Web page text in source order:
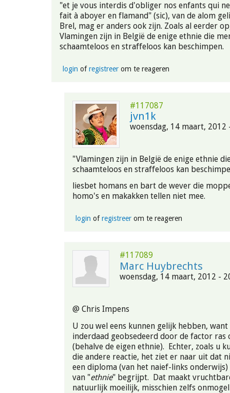
"et je vous interdis d'obliger nos enfants qui
fait à aboyer en flamand" (sic), van de alom
Brel, mag er anders ook zijn. Zoals al eerder
Vlamingen zijn in België de enige ethnie die
schaamteloos en straffeloos kan beschimpen.
login ofregistreerom te reageren
#117087
jvn1k
woensdag, 14 maart, 2012
"Vlamingen zijn in België de enige ethnie
schaamteloos en straffeloos kan
liesbet homans en bart de wever die
homo's en makakken tellen niet mee.
login ofregistreerom te reageren
#117089
Marc Huybrechts
woensdag, 14 maart, 2012 -
@ Chris Impens
U zou wel eens kunnen gelijk hebben, want
inderdaad geobsedeerd door de factor ras
(behalve de eigen ethnie). Echter, zoals u
die andere reactie, het ziet er naar uit dat
een diploma (van het naief-links onderwijs)
van "ethnie" begrijpt. Dat maakt
natuurlijk moeilijk, misschien zelfs